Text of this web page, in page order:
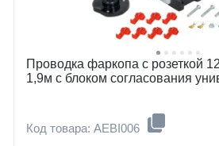
Проводка фаркопа с розеткой
1,9м с блоком согласования
Код товара: AEBI006